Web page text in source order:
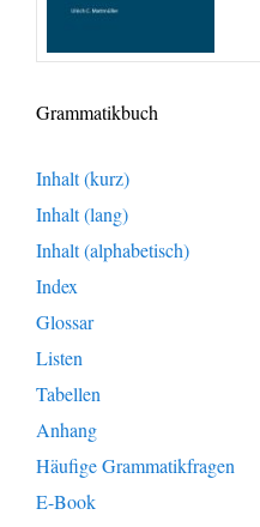
Grammatikbuch
Inhalt (kurz)
Inhalt (lang)
Inhalt (alphabetisch)
Index
Glossar
Listen
Tabellen
Anhang
Häufige Grammatikfragen
E-Book